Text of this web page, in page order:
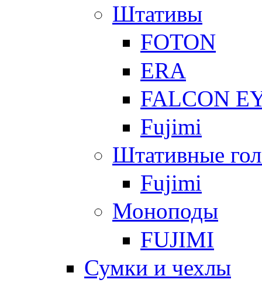
Штативы
FOTON
ERA
FALCON
Fujimi
Штативные
Fujimi
Моноподы
FUJIMI
Сумки и чехлы